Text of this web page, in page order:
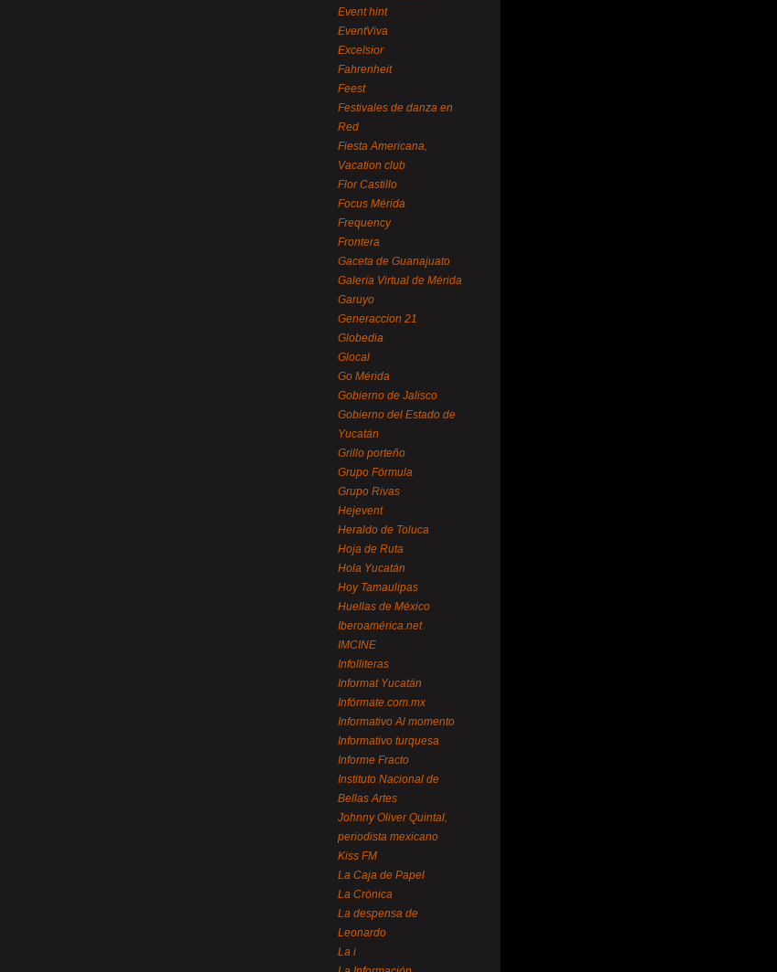
Event hint
EventViva
Excelsior
Fahrenheit
Feest
Festivales de danza en
Red
Fiesta Americana,
Vacation club
Flor Castillo
Focus Mérida
Frequency
Frontera
Gaceta de Guanajuato
Galería Virtual de Mérida
Garuyo
Generaccion 21
Globedia
Glocal
Go Mérida
Gobierno de Jalisco
Gobierno del Estado de
Yucatán
Grillo porteño
Grupo Fórmula
Grupo Rivas
Hejevent
Heraldo de Toluca
Hoja de Ruta
Hola Yucatán
Hoy Tamaulipas
Huellas de México
Iberoamérica.net
IMCINE
Infolliteras
Informat Yucatán
Infórmate.com.mx
Informativo Al momento
Informativo turquesa
Informe Fracto
Instituto Nacional de
Bellas Artes
Johnny Oliver Quintal,
periodista mexicano
Kiss FM
La Caja de Papel
La Crónica
La despensa de
Leonardo
La i